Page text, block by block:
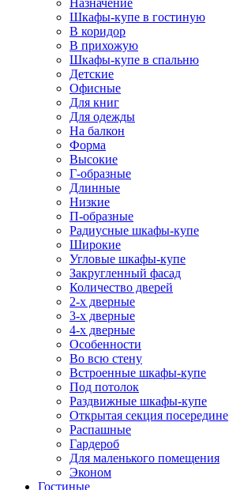
Назначение
Шкафы-купе в гостиную
В коридор
В прихожую
Шкафы-купе в спальню
Детские
Офисные
Для книг
Для одежды
На балкон
Форма
Высокие
Г-образные
Длинные
Низкие
П-образные
Радиусные шкафы-купе
Широкие
Угловые шкафы-купе
Закругленный фасад
Количество дверей
2-х дверные
3-х дверные
4-х дверные
Особенности
Во всю стену
Встроенные шкафы-купе
Под потолок
Раздвижные шкафы-купе
Открытая секция посередине
Распашные
Гардероб
Для маленького помещения
Эконом
Гостиные